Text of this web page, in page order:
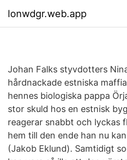
lonwdgr.web.app
Johan Falks styvdotters
hårdnackade estniska
hennes biologiska pappa
stor skuld hos en estnisk
reagerar snabbt och lyckas
hem till den ende han nu
(Jakob Eklund). Samtidigt